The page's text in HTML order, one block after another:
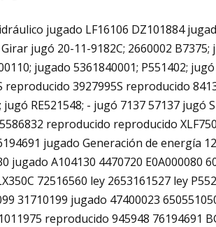
jugado LF16106 DZ101884
jugó 20-11-9182C; 2660002 B7375;
jugado 5361840001; P551402;
reproducido 3927995S reproducido
RE521548; - jugó 7137 57137 jugó
reproducido reproducido
jugado Generación de energía
jugado A104130 4470720 E0A000080
72516560 ley 2653161527 ley
31710199 jugado 47400023
reproducido 945948 76194691